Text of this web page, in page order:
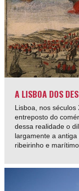
A LISBOA DOS
Lisboa, nos
entreposto do
dessa realidade o
largamente a
ribeirinho e marítimo.